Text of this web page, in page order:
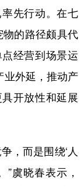
先行动。在七
物的路径颇具代
经营到场景运
业外延，推动产
开放性和延展
，而是围绕‘人
”虞晓春表示，